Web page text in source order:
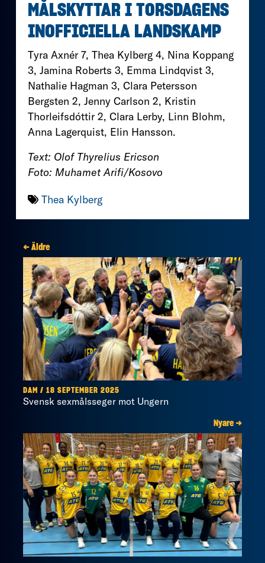
MÅLSKYTTAR I TORSDAGENS
INOFFICIELLA LANDSKAMP
Tyra Axnér 7, Thea Kylberg 4, Nina Koppang
3, Jamina Roberts 3, Emma Lindqvist 3,
Nathalie Hagman 3, Clara Petersson
Bergsten 2, Jenny Carlson 2, Kristin
Thorleifsdóttir 2, Clara Lerby, Linn Blohm,
Anna Lagerquist, Elin Hansson.
Text: Olof Thyrelius Ericson
Foto: Muhamet Arifi/Kosovo
Thea Kylberg
← Äldre
DAM / 18 SEPTEMBER 2025
Svensk sexmålsseger mot Ungern
Nyare →